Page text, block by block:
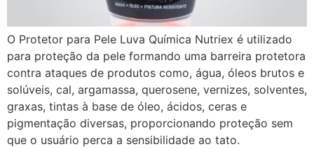
O Protetor para Pele Luva Química Nutriex é utilizado
para proteção da pele formando uma barreira protetora
contra ataques de produtos como, água, óleos brutos e
solúveis, cal, argamassa, querosene, vernizes, solventes,
graxas, tintas à base de óleo, ácidos, ceras e
pigmentação diversas, proporcionando proteção sem
que o usuário perca a sensibilidade ao tato.